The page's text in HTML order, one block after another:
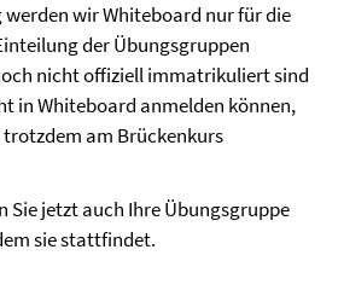
wir Whiteboard nur für die
der Übungsgruppen
nicht offiziell immatrikuliert sind
in Whiteboard anmelden können,
am Brückenkurs
Sie jetzt auch Ihre Übungsgruppe
sie stattfindet.